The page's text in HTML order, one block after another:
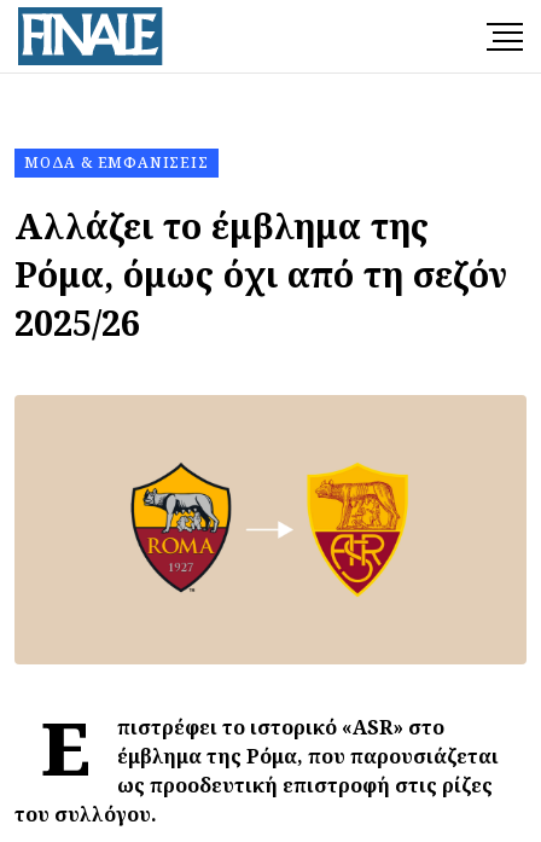
ΜΌΔΑ & ΕΜΦΑΝΊΣΕΙΣ
Αλλάζει το έμβλημα της
Ρόμα, όμως όχι από τη σεζόν
2025/26
Ε
πιστρέφει το ιστορικό «ASR» στο
έμβλημα της Ρόμα, που παρουσιάζεται
ως προοδευτική επιστροφή στις ρίζες
του συλλόγου.